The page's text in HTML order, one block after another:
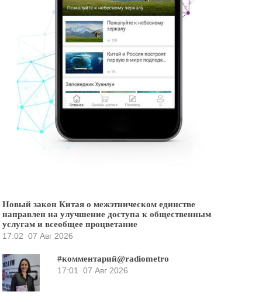
Новый закон Китая о межэтническом единстве
направлен на улучшение доступа к общественным
услугам и всеобщее процветание
17:02 07 Авг 2026
#комментарий@radiometro
17:01
07 Авг 2026